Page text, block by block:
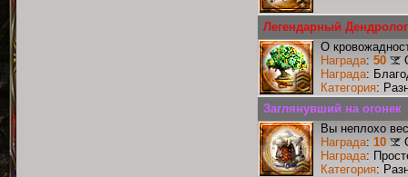
Легендарный Дендролог
О
Награда: 50
Награда:
Категория:
Заглянувший на огонек
Вы неплохо
Награда: 10
Награда:
Категория: